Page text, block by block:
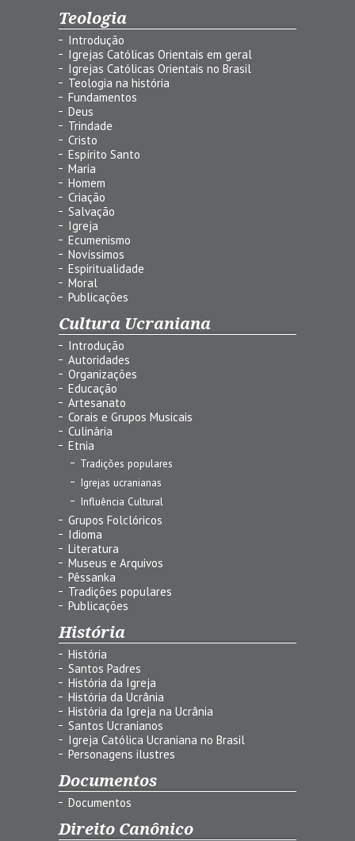
Teologia
Introdução
Igrejas Católicas Orientais em geral
Igrejas Católicas Orientais no Brasil
Teologia na história
Fundamentos
Deus
Trindade
Cristo
Espírito Santo
Maria
Homem
Criação
Salvação
Igreja
Ecumenismo
Novíssimos
Espiritualidade
Moral
Publicações
Cultura Ucraniana
Introdução
Autoridades
Organizações
Educação
Artesanato
Corais e Grupos Musicais
Culinária
Etnia
Tradições populares
Igrejas ucranianas
Influência Cultural
Grupos Folclóricos
Idioma
Literatura
Museus e Arquivos
Pêssanka
Tradições populares
Publicações
História
História
Santos Padres
História da Igreja
História da Ucrânia
História da Igreja na Ucrânia
Santos Ucranianos
Igreja Católica Ucraniana no Brasil
Personagens ilustres
Documentos
Documentos
Direito Canônico